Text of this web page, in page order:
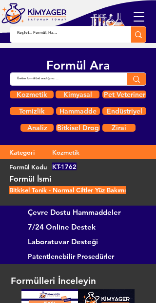
Formül Ara
Kozmetik Kimyasal
Pet Veteriner
Temizlik
Hammadde
Endüstriyel
Analiz
Bitkisel Drog Zirai
Kategori
Kozmetik
Formül Kodu
KT-1762
Formül İsmi
Bitkisel Tonik - Normal Ciltler Yüz Bakımı
Çevre Dostu Hammaddeler
7/24 Online Destek
Laboratuvar Desteği
Patentlenebilir Prosedürler
Formülleri İnceleyin